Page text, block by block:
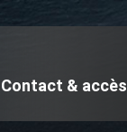
Contact & accès